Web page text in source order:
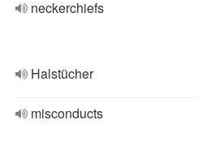
neckerchiefs
Halstücher
misconducts